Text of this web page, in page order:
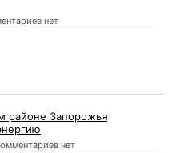
нет
районе Запорожья
нет